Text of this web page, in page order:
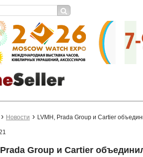
Новости LVMH, Prada Group и Cartier
Prada Group и Cartier